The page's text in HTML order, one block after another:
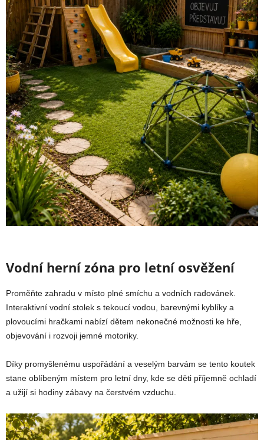
Vodní herní zóna pro letní osvěžení
Proměňte zahradu v místo plné smíchu a vodních radovánek.
Interaktivní vodní stolek s tekoucí vodou, barevnými kyblíky a
plovoucími hračkami nabízí dětem nekonečné možnosti ke hře,
objevování i rozvoji jemné motoriky.
Díky promyšlenému uspořádání a veselým barvám se tento koutek
stane oblíbeným místem pro letní dny, kde se děti příjemně ochladí
a užijí si hodiny zábavy na čerstvém vzduchu.